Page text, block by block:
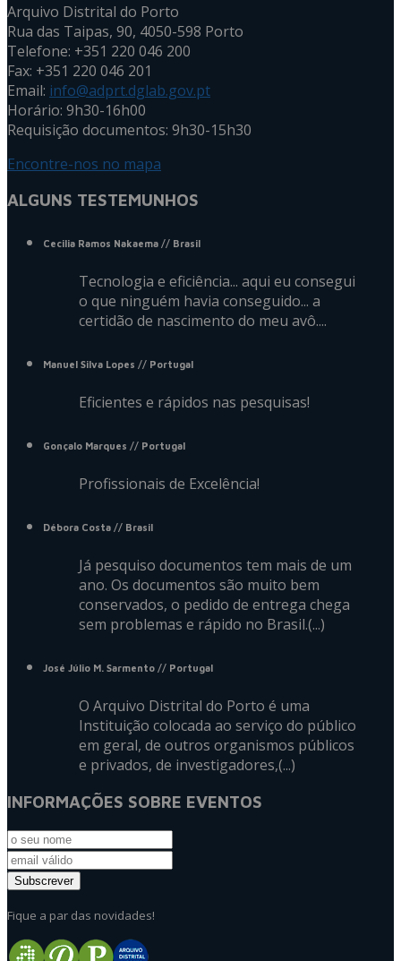
Arquivo Distrital do Porto
Rua das Taipas, 90, 4050-598 Porto
Telefone: +351 220 046 200
Fax: +351 220 046 201
Email: info@adprt.dglab.gov.pt
Horário: 9h30-16h00
Requisição documentos: 9h30-15h30
Encontre-nos no mapa
ALGUNS TESTEMUNHOS
Cecilia Ramos Nakaema // Brasil
Tecnologia e eficiência... aqui eu consegui
o que ninguém havia conseguido... a
certidão de nascimento do meu avô....
Manuel Silva Lopes // Portugal
Eficientes e rápidos nas pesquisas!
Gonçalo Marques // Portugal
Profissionais de Excelência!
Débora Costa // Brasil
Já pesquiso documentos tem mais de um
ano. Os documentos são muito bem
conservados, o pedido de entrega chega
sem problemas e rápido no Brasil.(...)
José Júlio M. Sarmento // Portugal
O Arquivo Distrital do Porto é uma
Instituição colocada ao serviço do público
em geral, de outros organismos públicos
e privados, de investigadores,(...)
INFORMAÇÕES SOBRE EVENTOS
Fique a par das novidades!